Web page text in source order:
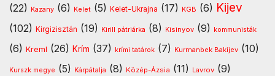
(22) Kazany (6) Kelet (5) Kelet-Ukrajna (17) KGB (6) Kijev
(102) Kirgizisztán (19) Kirill pátriárka (8) Kisinyov (9) kommunisták
(6) Kreml (26) Krím (37) krími tatárok (7) Kurmanbek Bakijev (10)
Kurszk megye (5) Kárpátalja (8) Közép-Ázsia (11) Lavrov (9)